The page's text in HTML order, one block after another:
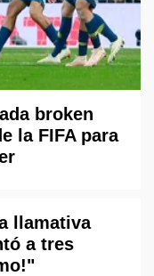
broken
la FIFA para
llamativa
a tres